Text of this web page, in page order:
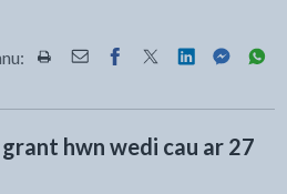
Rhannwch y dudalen hon wrth
Rhannwch y dudalen hon
Rhannwch y dudalen
Rhannwch y
Rhannwch y
hwn wedi cau ar 27